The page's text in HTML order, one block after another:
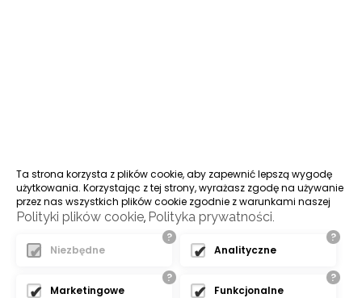
Ta strona korzysta z plików cookie, aby zapewnić lepszą wygodę
użytkowania. Korzystając z tej strony, wyrażasz zgodę na używanie
przez nas wszystkich plików cookie zgodnie z warunkami naszej
Polityki plików cookie, Polityka prywatności.
?
Niezbędne
?
Analityczne
?
Marketingowe
?
Funkcjonalne